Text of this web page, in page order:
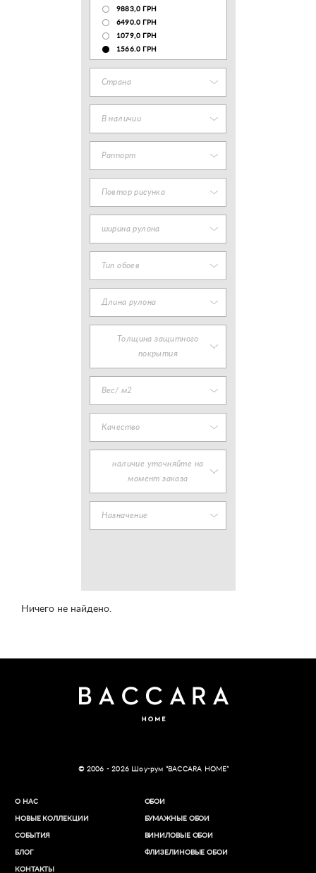
9883,0 ГРН
6490.0 ГРН
1079,0 ГРН
1566.0 ГРН
Страна
В наличии
Раппорт
Повтор рисунка
ширина рулона
Тип обоев
Длина рулона
Толщина защитного
покрытия
Вес/ м2
Качество
наличие уточняйте на
момент заказа
Назначение
Ничего не найдено.
© 2006 - 2026 Шоу-рум “BACCARA HOME”
О НАС
НОВЫЕ КОЛЛЕКЦИИ
СОБЫТИЯ
БЛОГ
КОНТАКТЫ
ОБОИ
БУМАЖНЫЕ ОБОИ
ВИНИЛОВЫЕ ОБОИ​
ФЛИЗЕЛИНОВЫЕ ОБОИ